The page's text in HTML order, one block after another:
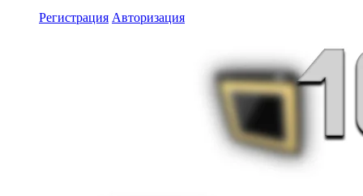
Регистрация Авторизация